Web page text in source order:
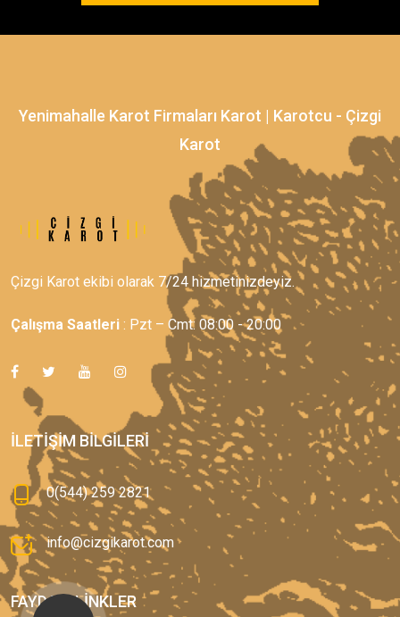
Yenimahalle Karot Firmaları Karot | Karotcu - Çizgi
Karot
Çizgi Karot ekibi olarak 7/24 hizmetinizdeyiz.
Çalışma Saatleri : Pzt – Cmt: 08:00 - 20:00
İLETIŞIM BILGILERI
0(544) 259 2821
info@cizgikarot.com
FAYDALI LINKLER